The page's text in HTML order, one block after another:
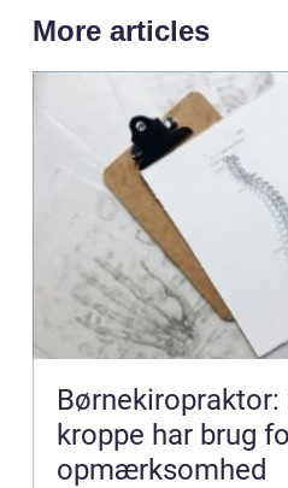
More articles
Børnekiropraktor:
kroppe har brug
opmærksomhed